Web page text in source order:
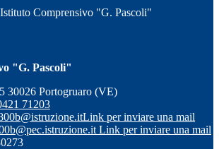
Istituto Comprensivo "G. Pascoli"
"G. Pascoli"
30026 Portogruaro (VE)
71203
Link per inviare una mail
Link per inviare una mail